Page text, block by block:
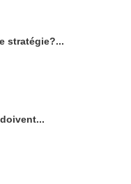
stratégie?...